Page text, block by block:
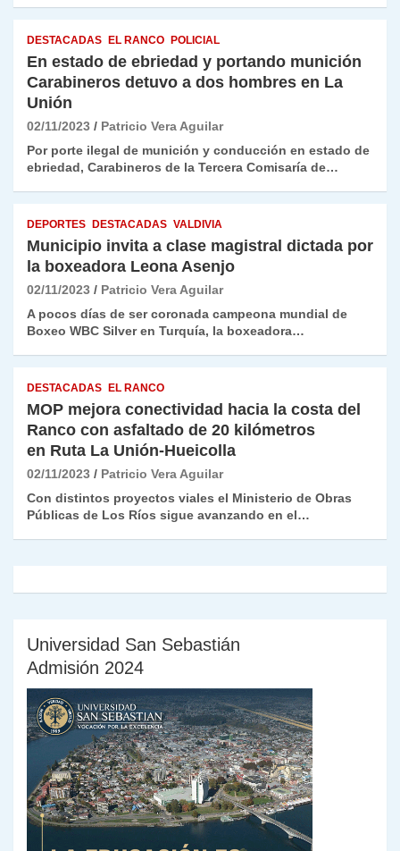
DESTACADAS EL RANCO POLICIAL
En estado de ebriedad y portando munición
Carabineros detuvo a dos hombres en La
Unión
02/11/2023
Patricio Vera Aguilar
Por porte ilegal de munición y conducción en estado de
ebriedad, Carabineros de la Tercera Comisaría de…
DEPORTES DESTACADAS VALDIVIA
Municipio invita a clase magistral dictada por
la boxeadora Leona Asenjo
02/11/2023
Patricio Vera Aguilar
A pocos días de ser coronada campeona mundial de
Boxeo WBC Silver en Turquía, la boxeadora…
DESTACADAS EL RANCO
MOP mejora conectividad hacia la costa del
Ranco con asfaltado de 20 kilómetros
en Ruta La Unión-Hueicolla
02/11/2023
Patricio Vera Aguilar
Con distintos proyectos viales el Ministerio de Obras
Públicas de Los Ríos sigue avanzando en el…
Universidad San Sebastián
Admisión 2024